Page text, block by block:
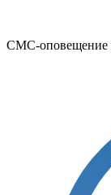
СМС-оповещение